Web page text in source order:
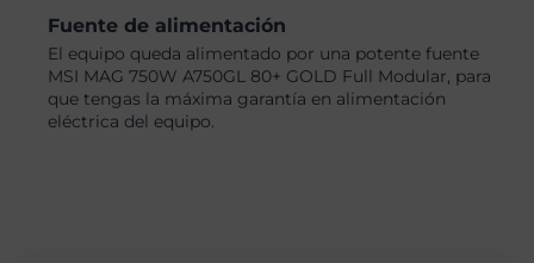
Fuente de alimentación
El equipo queda alimentado por una potente fuente
MSI MAG 750W A750GL 80+ GOLD Full Modular, para
que tengas la máxima garantía en alimentación
eléctrica del equipo.